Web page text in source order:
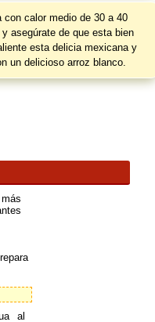
con calor medio de 30 a 40
asegúrate de que esta bien
esta delicia mexicana y
un delicioso arroz blanco.
al